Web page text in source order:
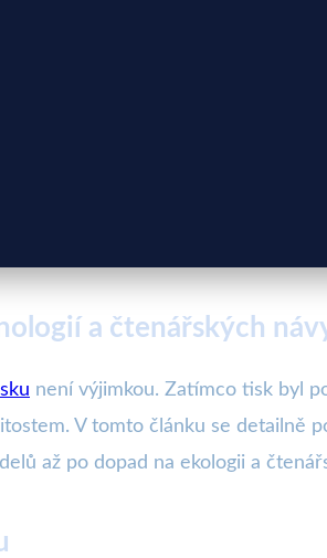
a čtenářských
není výjimkou. Zatímco tisk byl
V tomto článku se detailně
až po dopad na ekologii a